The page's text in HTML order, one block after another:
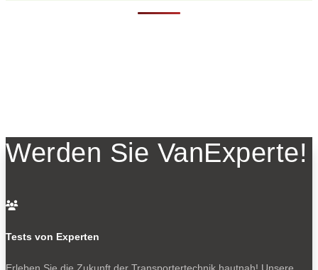
Werden Sie VanExperte!

Tests von Experten
Erleben Sie die Zukunft der Transportertechnik hautnah! Unsere